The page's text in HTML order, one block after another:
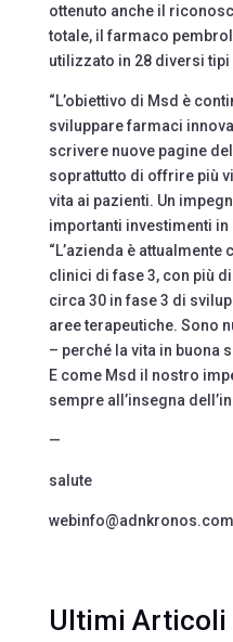
ottenuto anche il
totale, il farmaco
utilizzato in 28 diversi tipi
“L’obiettivo di Msd è
sviluppare farmaci
scrivere nuove pagine
soprattutto di offrire più
vita ai pazienti. Un
importanti investimenti in
“L’azienda è
clinici di fase 3, con più
circa 30 in fase 3 di
aree terapeutiche. Sono
– perché la vita in buona
E come Msd il nostro
sempre all’insegna
—
salute
Ultimi Articoli